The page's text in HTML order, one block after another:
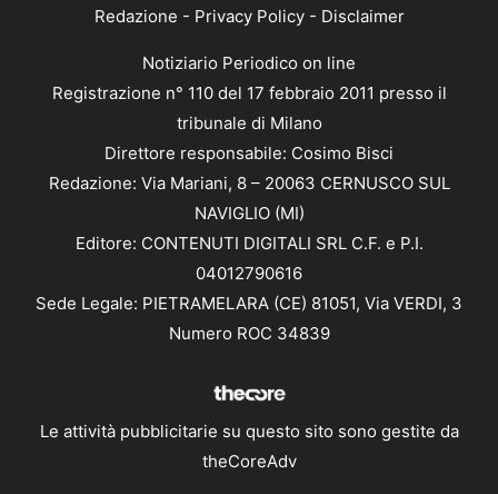
Redazione - Privacy Policy- Disclaimer
Notiziario Periodico on line
Registrazione n° 110 del 17 febbraio 2011 presso il
tribunale di Milano
Direttore responsabile: Cosimo Bisci
Redazione: Via Mariani, 8 – 20063 CERNUSCO SUL
NAVIGLIO (MI)
Editore: CONTENUTI DIGITALI SRL C.F. e P.I.
04012790616
Sede Legale: PIETRAMELARA (CE) 81051, Via VERDI, 3
Numero ROC 34839
Le attività pubblicitarie su questo sito sono gestite da
theCoreAdv